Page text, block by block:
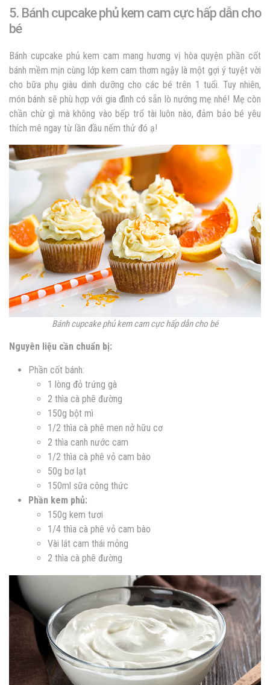
5. Bánh cupcake phủ kem cam cực hấp dẫn cho
bé
Bánh cupcake phủ kem cam mang hương vị hòa quyện phần cốt
bánh mềm mịn cùng lớp kem cam thơm ngậy là một gợi ý tuyệt vời
cho bữa phụ giàu dinh dưỡng cho các bé trên 1 tuổi. Tuy nhiên,
món bánh sẽ phù hợp với gia đình có sẵn lò nướng mẹ nhé! Mẹ còn
chần chừ gì mà không vào bếp trổ tài luôn nào, đảm bảo bé yêu
thích mê ngay từ lần đầu nếm thử đó ạ!
Bánh cupcake phủ kem cam cực hấp dẫn cho bé
Nguyên liệu cần chuẩn bị:
Phần cốt bánh:
1 lòng đỏ trứng gà
2 thìa cà phê đường
150g bột mì
1/2 thìa cà phê men nở hữu cơ
2 thìa canh nước cam
1/2 thìa cà phê vỏ cam bào
50g bơ lạt
150ml sữa công thức
Phần kem phủ:
150g kem tươi
1/4 thìa cà phê vỏ cam bào
Vài lát cam thái mỏng
2 thìa cà phê đường